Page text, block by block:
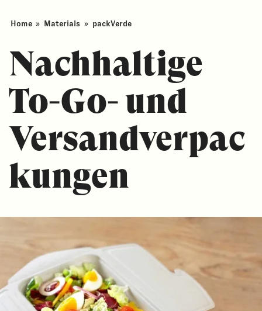
Home » Materials » packVerde
Nachhaltige
To-Go- und
Versandverpac
kungen